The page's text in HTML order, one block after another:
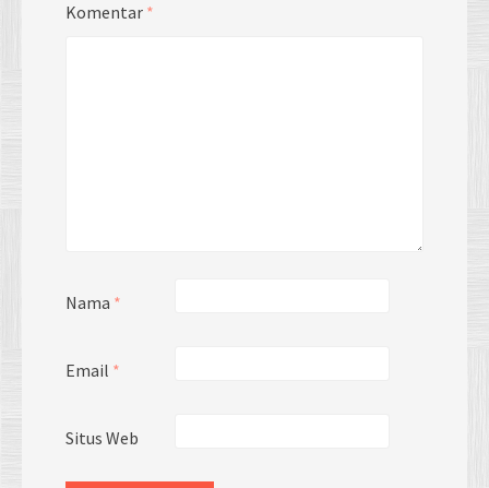
Komentar *
Nama *
Email *
Situs Web